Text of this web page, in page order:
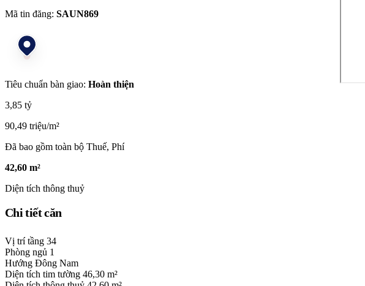
Mã tin đăng: SAUN869
Tiêu chuẩn bàn giao: Hoàn thiện
3,85 tỷ
90,49 triệu/m²
Đã bao gồm toàn bộ Thuế, Phí
42,60 m²
Diện tích thông thuỷ
Chi tiết căn
Vị trí tầng 34
Phòng ngủ 1
Hướng Đông Nam
Diện tích tim tường 46,30 m²